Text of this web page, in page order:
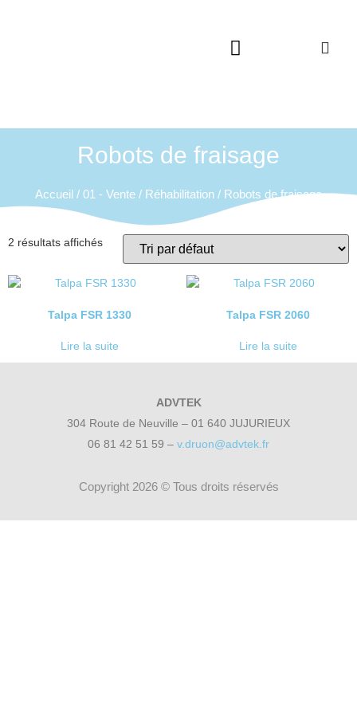
Robots de fraisage
Accueil / 01 - Vente / Réhabilitation / Robots de fraisage
2 résultats affichés
Talpa FSR 1330
Lire la suite
Talpa FSR 2060
Lire la suite
ADVTEK
304 Route de Neuville – 01 640 JUJURIEUX
06 81 42 51 59 – v.druon@advtek.fr
Copyright 2026 © Tous droits réservés